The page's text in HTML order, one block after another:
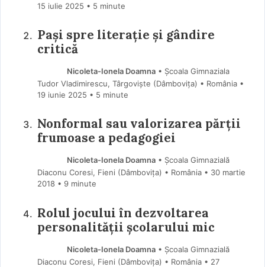
15 iulie 2025 • 5 minute
Pași spre literație și gândire
critică
Nicoleta-Ionela Doamna• Școala Gimnaziala
Tudor Vladimirescu, Târgoviște (Dâmboviţa) • România
19 iunie 2025 • 5 minute
Nonformal sau valorizarea părții
frumoase a pedagogiei
Nicoleta-Ionela Doamna• Școala Gimnazială
Diaconu Coresi, Fieni (Dâmboviţa) • România
30 martie
2018 • 9 minute
Rolul jocului în dezvoltarea
personalității școlarului mic
Nicoleta-Ionela Doamna• Școala Gimnazială
Diaconu Coresi, Fieni (Dâmboviţa) • România
27